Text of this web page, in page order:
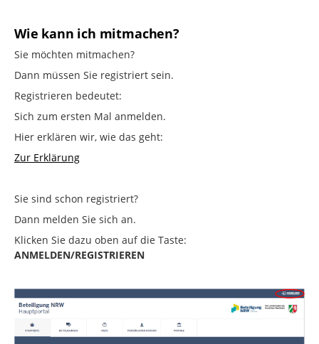
Wie kann ich mitmachen?
Sie möchten mitmachen?
Dann müssen Sie registriert sein.
Registrieren bedeutet:
Sich zum ersten Mal anmelden.
Hier erklären wir, wie das geht:
Zur Erklärung
Sie sind schon registriert?
Dann melden Sie sich an.
Klicken Sie dazu oben auf die Taste:
ANMELDEN/REGISTRIEREN